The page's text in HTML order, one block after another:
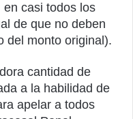
en casi todos los
de que no deben
del monto original).
cantidad de
a la habilidad de
apelar a todos